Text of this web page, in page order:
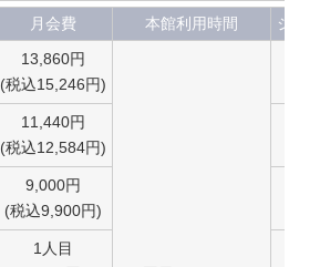
月会費 本館利用時間 ジム
13,860円
(税込15,246円)
11,440円
(税込12,584円)
9,000円
(税込9,900円)
1人目